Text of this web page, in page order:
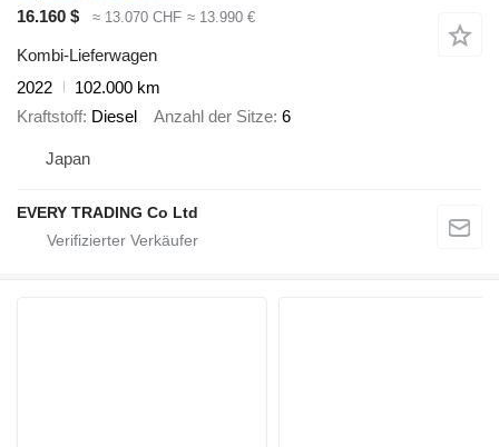
16.160 $
≈ 13.070 CHF ≈ 13.990 €
Kombi-Lieferwagen
2022
102.000 km
Kraftstoff Diesel Anzahl der Sitze 6
Japan
EVERY TRADING Co Ltd